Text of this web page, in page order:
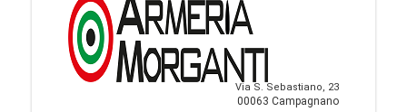
Via S. Sebastiano, 23
00063 Campagnano